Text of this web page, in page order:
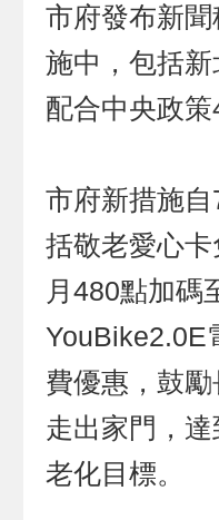
市府發布新
施中，包括新
配合中央政策
市府新措施
括敬老愛心
月480點加碼
YouBike2.0E
費優惠，鼓
走出家門，
老化目標。